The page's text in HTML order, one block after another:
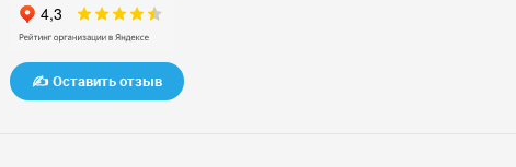
✍️ Оставить отзыв